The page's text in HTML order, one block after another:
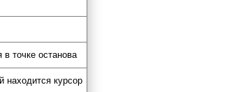
точке останова
находится курсор